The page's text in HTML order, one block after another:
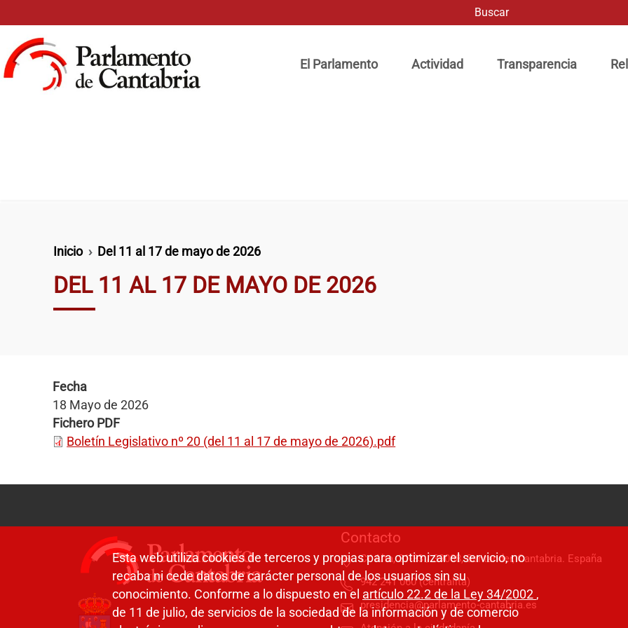
El Parlamento
Actividad Transparencia
Ruta de navegación
Inicio Del 11 al 17 de mayo de 2026
DEL 11 AL 17 DE MAYO DE 2026
Fecha
18 Mayo de 2026
Fichero PDF
Boletín Legislativo nº 20 (del 11 al 17 de mayo de 2026).pdf
Contacto
C/ Alta, 31-33 / 39008, Santander, Cantabria. España
942 241 060 (centralita)
presidencia@parlamento-cantabria.es
Esta web utiliza cookies de terceros y propias para optimizar el servicio, no
recaba ni cede datos de carácter personal de los usuarios sin su
conocimiento. Conforme a lo dispuesto en el artículo 22.2 de la Ley 34/2002 ,
de 11 de julio, de servicios de la sociedad de la información y de comercio